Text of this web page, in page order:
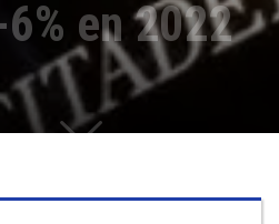
en 2022